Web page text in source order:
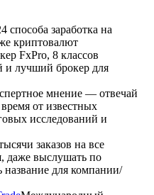
способа заработка на
криптовалют
FxPro, 8 классов
и лучший брокер для
мнение — отвечай
от известных
исследований и
заказов на все
даже выслушать по
для компании/